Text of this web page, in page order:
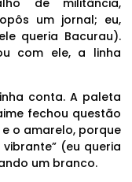
um jornal; eu,
queria Bacurau).
com ele, a linha
conta. A paleta
fechou questão
o amarelo, porque
(eu queria
um branco.